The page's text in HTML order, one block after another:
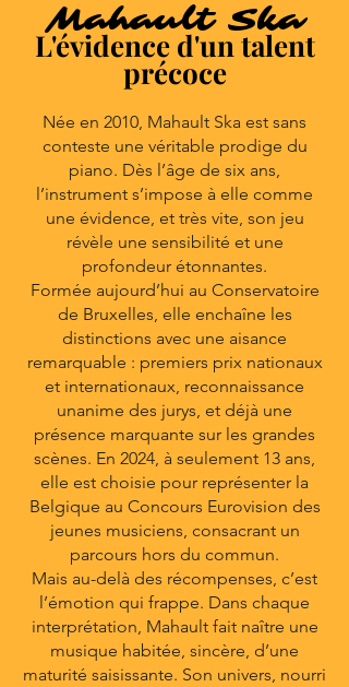
Mahault Ska
L'évidence d'un talent
précoce
Née en 2010, Mahault Ska est sans
conteste une véritable prodige du
piano. Dès l’âge de six ans,
l’instrument s’impose à elle comme
une évidence, et très vite, son jeu
révèle une sensibilité et une
profondeur étonnantes.
Formée aujourd’hui au Conservatoire
de Bruxelles, elle enchaîne les
distinctions avec une aisance
remarquable : premiers prix nationaux
et internationaux, reconnaissance
unanime des jurys, et déjà une
présence marquante sur les grandes
scènes. En 2024, à seulement 13 ans,
elle est choisie pour représenter la
Belgique au Concours Eurovision des
jeunes musiciens, consacrant un
parcours hors du commun.
Mais au-delà des récompenses, c’est
l’émotion qui frappe. Dans chaque
interprétation, Mahault fait naître une
musique habitée, sincère, d’une
maturité saisissante. Son univers, nourri